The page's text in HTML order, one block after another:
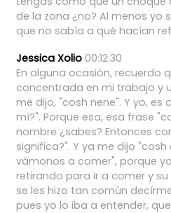
de la zona ¿no? Al menos yo
que no sabía a qué hacían
Jessica Xolio 00:12:30
En alguna ocasión, recuerdo
concentrada en mi trabajo y
me dijo, "cosh nene". Y yo, es
mí?". Porque esa, esa frase
nombre ¿sabes? Entonces
significa?". Y ya me dijo "cosh
vámonos a comer", porque ya
retirando para ir a comer y su
se les hizo tan común
pues yo lo iba a entender, que